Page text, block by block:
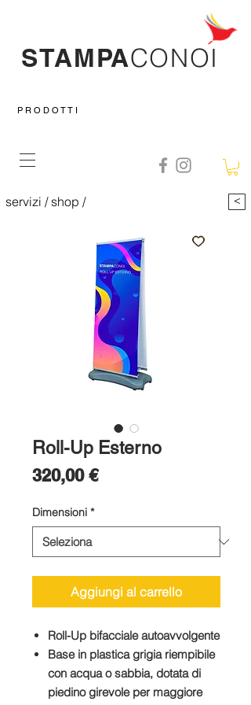
STAMPACONOI
P R O D O T T I
servizi / shop /prodotto >
Roll-Up Esterno
320,00 €Prezzo
Dimensioni *
Aggiungi al carrello
Roll-Up bifacciale autoavvolgente
Base in plastica grigia riempibile
con acqua o sabbia, dotata di
piedino girevole per maggiore